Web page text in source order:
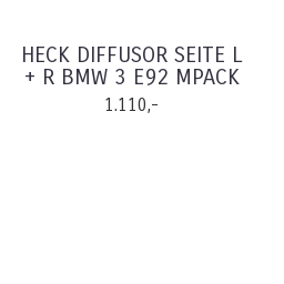
HECK DIFFUSOR SEITE L
+ R BMW 3 E92 MPACK
1.110,-